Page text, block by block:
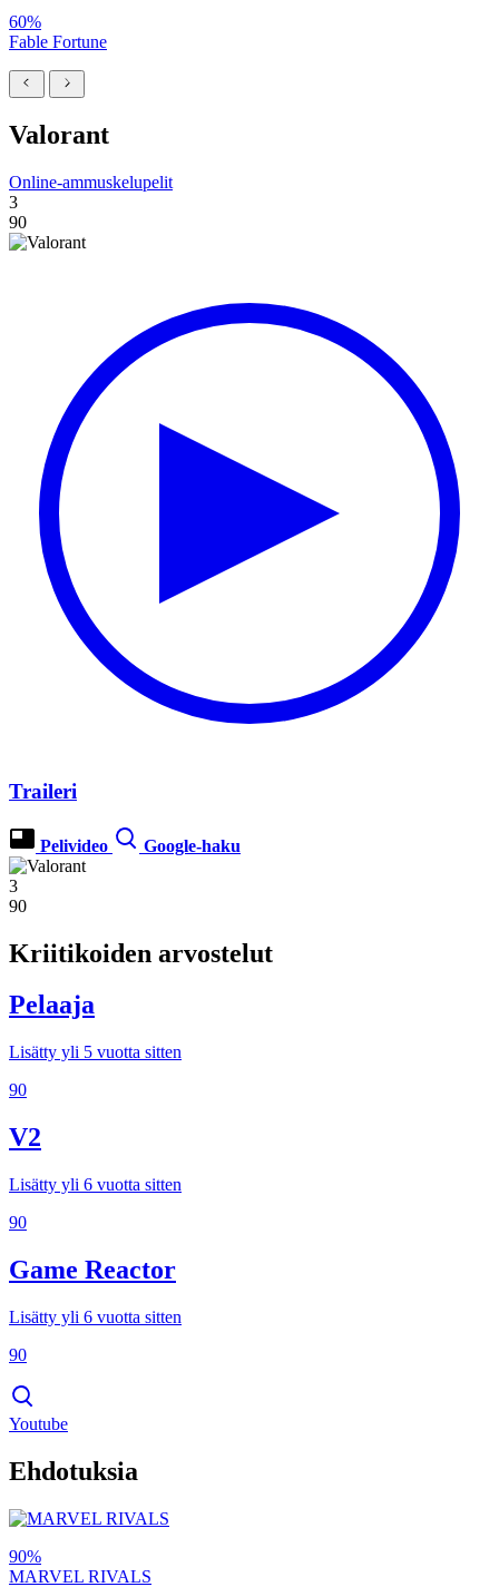
60%
Fable Fortune
Valorant
Online-ammuskelupelit
3
90
Traileri
Pelivideo Google-haku
3
90
Kriitikoiden arvostelut
Pelaaja
Lisätty yli 5 vuotta sitten
90
V2
Lisätty yli 6 vuotta sitten
90
Game Reactor
Lisätty yli 6 vuotta sitten
90
Youtube
Ehdotuksia
90%
MARVEL RIVALS